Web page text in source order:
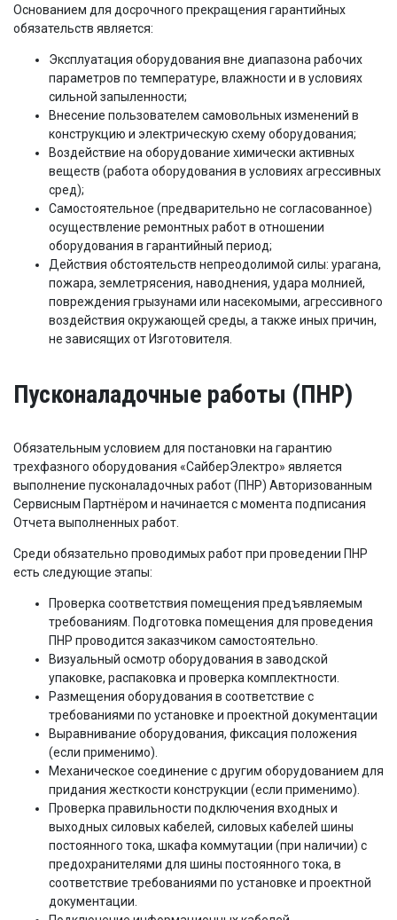
Основанием для досрочного прекращения гарантийных
обязательств является:
Эксплуатация оборудования вне диапазона рабочих
параметров по температуре, влажности и в условиях
сильной запыленности;
Внесение пользователем самовольных изменений в
конструкцию и электрическую схему оборудования;
Воздействие на оборудование химически активных
веществ (работа оборудования в условиях агрессивных
сред);
Самостоятельное (предварительно не согласованное)
осуществление ремонтных работ в отношении
оборудования в гарантийный период;
Действия обстоятельств непреодолимой силы: урагана,
пожара, землетрясения, наводнения, удара молнией,
повреждения грызунами или насекомыми, агрессивного
воздействия окружающей среды, а также иных причин,
не зависящих от Изготовителя.
Пусконаладочные работы (ПНР)
Обязательным условием для постановки на гарантию
трехфазного оборудования «СайберЭлектро» является
выполнение пусконаладочных работ (ПНР) Авторизованным
Сервисным Партнёром и начинается с момента подписания
Отчета выполненных работ.
Среди обязательно проводимых работ при проведении ПНР
есть следующие этапы:
Проверка соответствия помещения предъявляемым
требованиям. Подготовка помещения для проведения
ПНР проводится заказчиком самостоятельно.
Визуальный осмотр оборудования в заводской
упаковке, распаковка и проверка комплектности.
Размещения оборудования в соответствие с
требованиями по установке и проектной документации
Выравнивание оборудования, фиксация положения
(если применимо).
Механическое соединение с другим оборудованием для
придания жесткости конструкции (если применимо).
Проверка правильности подключения входных и
выходных силовых кабелей, силовых кабелей шины
постоянного тока, шкафа коммутации (при наличии) с
предохранителями для шины постоянного тока, в
соответствие требованиями по установке и проектной
документации.